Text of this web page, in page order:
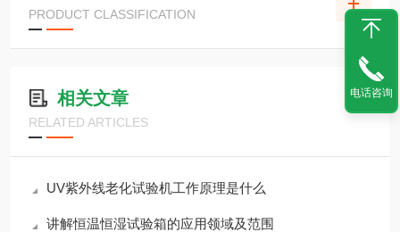
PRODUCT CLASSIFICATION
相关文章
RELATED ARTICLES
UV紫外线老化试验机工作原理是什么
讲解恒温恒湿试验箱的应用领域及范围
电话咨询